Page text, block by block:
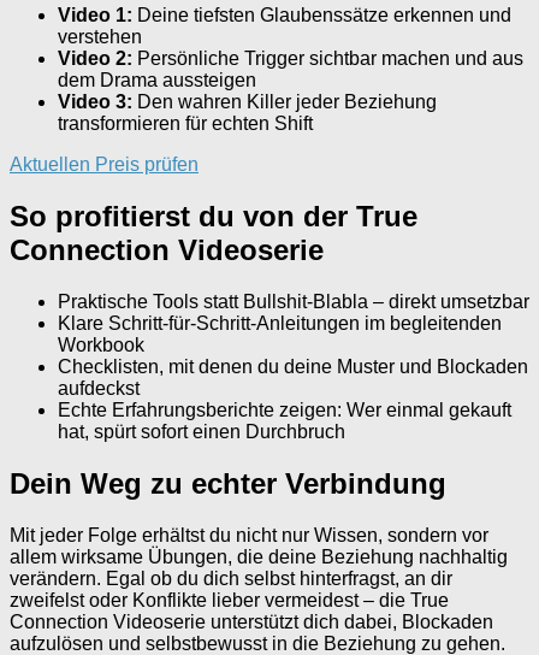
Video 1: Deine tiefsten Glaubenssätze erkennen und
verstehen
Video 2: Persönliche Trigger sichtbar machen und aus
dem Drama aussteigen
Video 3: Den wahren Killer jeder Beziehung
transformieren für echten Shift
Aktuellen Preis prüfen
So profitierst du von der True
Connection Videoserie
Praktische Tools statt Bullshit-Blabla – direkt umsetzbar
Klare Schritt-für-Schritt-Anleitungen im begleitenden
Workbook
Checklisten, mit denen du deine Muster und Blockaden
aufdeckst
Echte Erfahrungsberichte zeigen: Wer einmal gekauft
hat, spürt sofort einen Durchbruch
Dein Weg zu echter Verbindung
Mit jeder Folge erhältst du nicht nur Wissen, sondern vor
allem wirksame Übungen, die deine Beziehung nachhaltig
verändern. Egal ob du dich selbst hinterfragst, an dir
zweifelst oder Konflikte lieber vermeidest – die True
Connection Videoserie unterstützt dich dabei, Blockaden
aufzulösen und selbstbewusst in die Beziehung zu gehen.